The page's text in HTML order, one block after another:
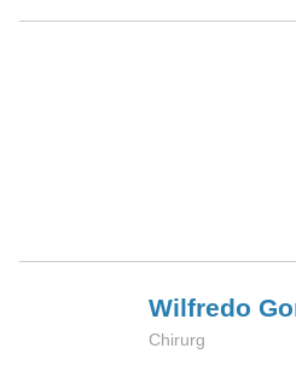
Wilfredo
Chirurg